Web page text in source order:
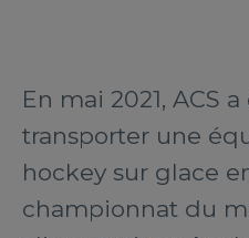
En mai 2021, ACS
transporter une
hockey sur glace
championnat du